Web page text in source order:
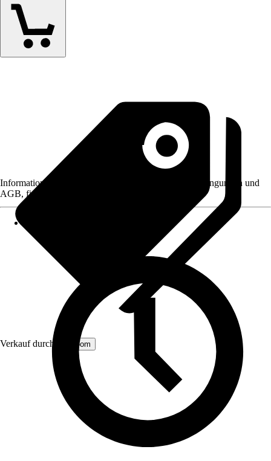
Verkauf durch: Kayoom
Informationen des Verkäufers, wie z. B. Rückgabebedingungen und
AGB, finden Sie bei Klick auf den Verkäufernamen.